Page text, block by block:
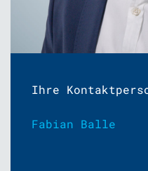
Ihre
Fabian Balle